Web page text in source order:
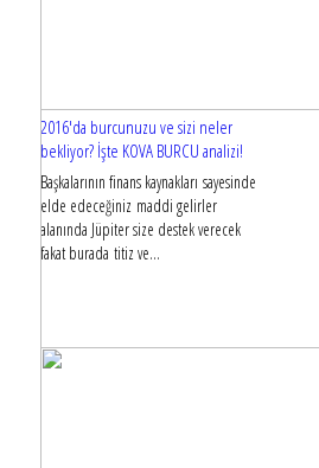
2016'da burcunuzu ve sizi neler
bekliyor? İşte KOVA BURCU analizi!
Başkalarının finans kaynakları sayesinde
elde edeceğiniz maddi gelirler
alanında Jüpiter size destek verecek
fakat burada titiz ve...